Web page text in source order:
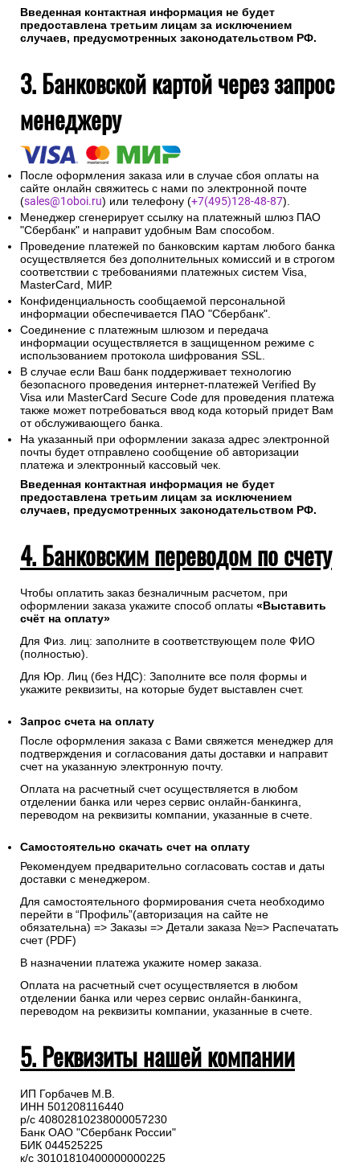
Введенная контактная информация не будет
предоставлена третьим лицам за исключением
случаев, предусмотренных законодательством РФ.
3. Банковской картой через запрос
менеджеру
После оформления заказа или в случае сбоя оплаты на
сайте онлайн свяжитесь с нами по электронной почте
(sales@1oboi.ru) или телефону (+7(495)128-48-87).
Менеджер сгенерирует ссылку на платежный шлюз ПАО
"Сбербанк" и направит удобным Вам способом.
Проведение платежей по банковским картам любого банка
осуществляется без дополнительных комиссий и в строгом
соответствии с требованиями платежных систем Visa,
MasterCard, МИР.
Конфиденциальность сообщаемой персональной
информации обеспечивается ПАО "Сбербанк".
Соединение с платежным шлюзом и передача
информации осуществляется в защищенном режиме с
использованием протокола шифрования SSL.
В случае если Ваш банк поддерживает технологию
безопасного проведения интернет-платежей Verified By
Visa или MasterCard Secure Code для проведения платежа
также может потребоваться ввод кода который придет Вам
от обслуживающего банка.
На указанный при оформлении заказа адрес электронной
почты будет отправлено сообщение об авторизации
платежа и электронный кассовый чек.
Введенная контактная информация не будет
предоставлена третьим лицам за исключением
случаев, предусмотренных законодательством РФ.
4. Банковским переводом по счету
Чтобы оплатить заказ безналичным расчетом, при
оформлении заказа укажите способ оплаты «Выставить
счёт на оплату»
Для Физ. лиц: заполните в соответствующем поле ФИО
(полностью).
Для Юр. Лиц (без НДС): Заполните все поля формы и
укажите реквизиты, на которые будет выставлен счет.
Запрос счета на оплату
После оформления заказа с Вами свяжется менеджер для
подтверждения и согласования даты доставки и направит
счет на указанную электронную почту.
Оплата на расчетный счет осуществляется в любом
отделении банка или через сервис онлайн-банкинга,
переводом на реквизиты компании, указанные в счете.
Самостоятельно скачать счет на оплату
Рекомендуем предварительно согласовать состав и даты
доставки с менеджером.
Для самостоятельного формирования счета необходимо
перейти в “Профиль”(авторизация на сайте не
обязательна) => Заказы => Детали заказа №=> Распечатать
счет (PDF)
В назначении платежа укажите номер заказа.
Оплата на расчетный счет осуществляется в любом
отделении банка или через сервис онлайн-банкинга,
переводом на реквизиты компании, указанные в счете.
5. Реквизиты нашей компании
ИП Горбачев М.В.
ИНН 501208116440
р/с 40802810238000057230
Банк ОАО "Сбербанк России"
БИК 044525225
к/с 30101810400000000225